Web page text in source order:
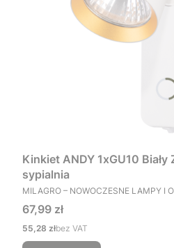
Kinkiet ANDY 1xGU10 Biały
sypialnia
PRODUCENT
MILAGRO – NOWOCZESNE LAMPY I
Cena
67,99 zł
Cena
55,28 złbez VAT